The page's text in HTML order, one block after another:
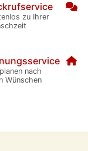
zu Ihrer
nach
Wünschen